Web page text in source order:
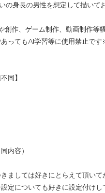
の身長の男性を想定して描いて
創作、ゲーム制作、動画制作等
ってもAI学習等に使用禁止で
同】
内容）
ましては好きにとらえて頂いて
定についても好きに設定付けし